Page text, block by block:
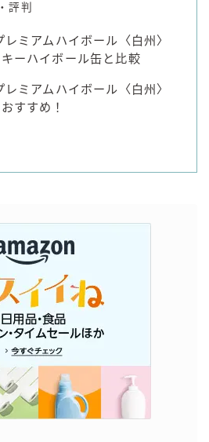
評判
ミアムハイボール〈白州〉
ーハイボール缶と比較
ミアムハイボール〈白州〉
すすめ！